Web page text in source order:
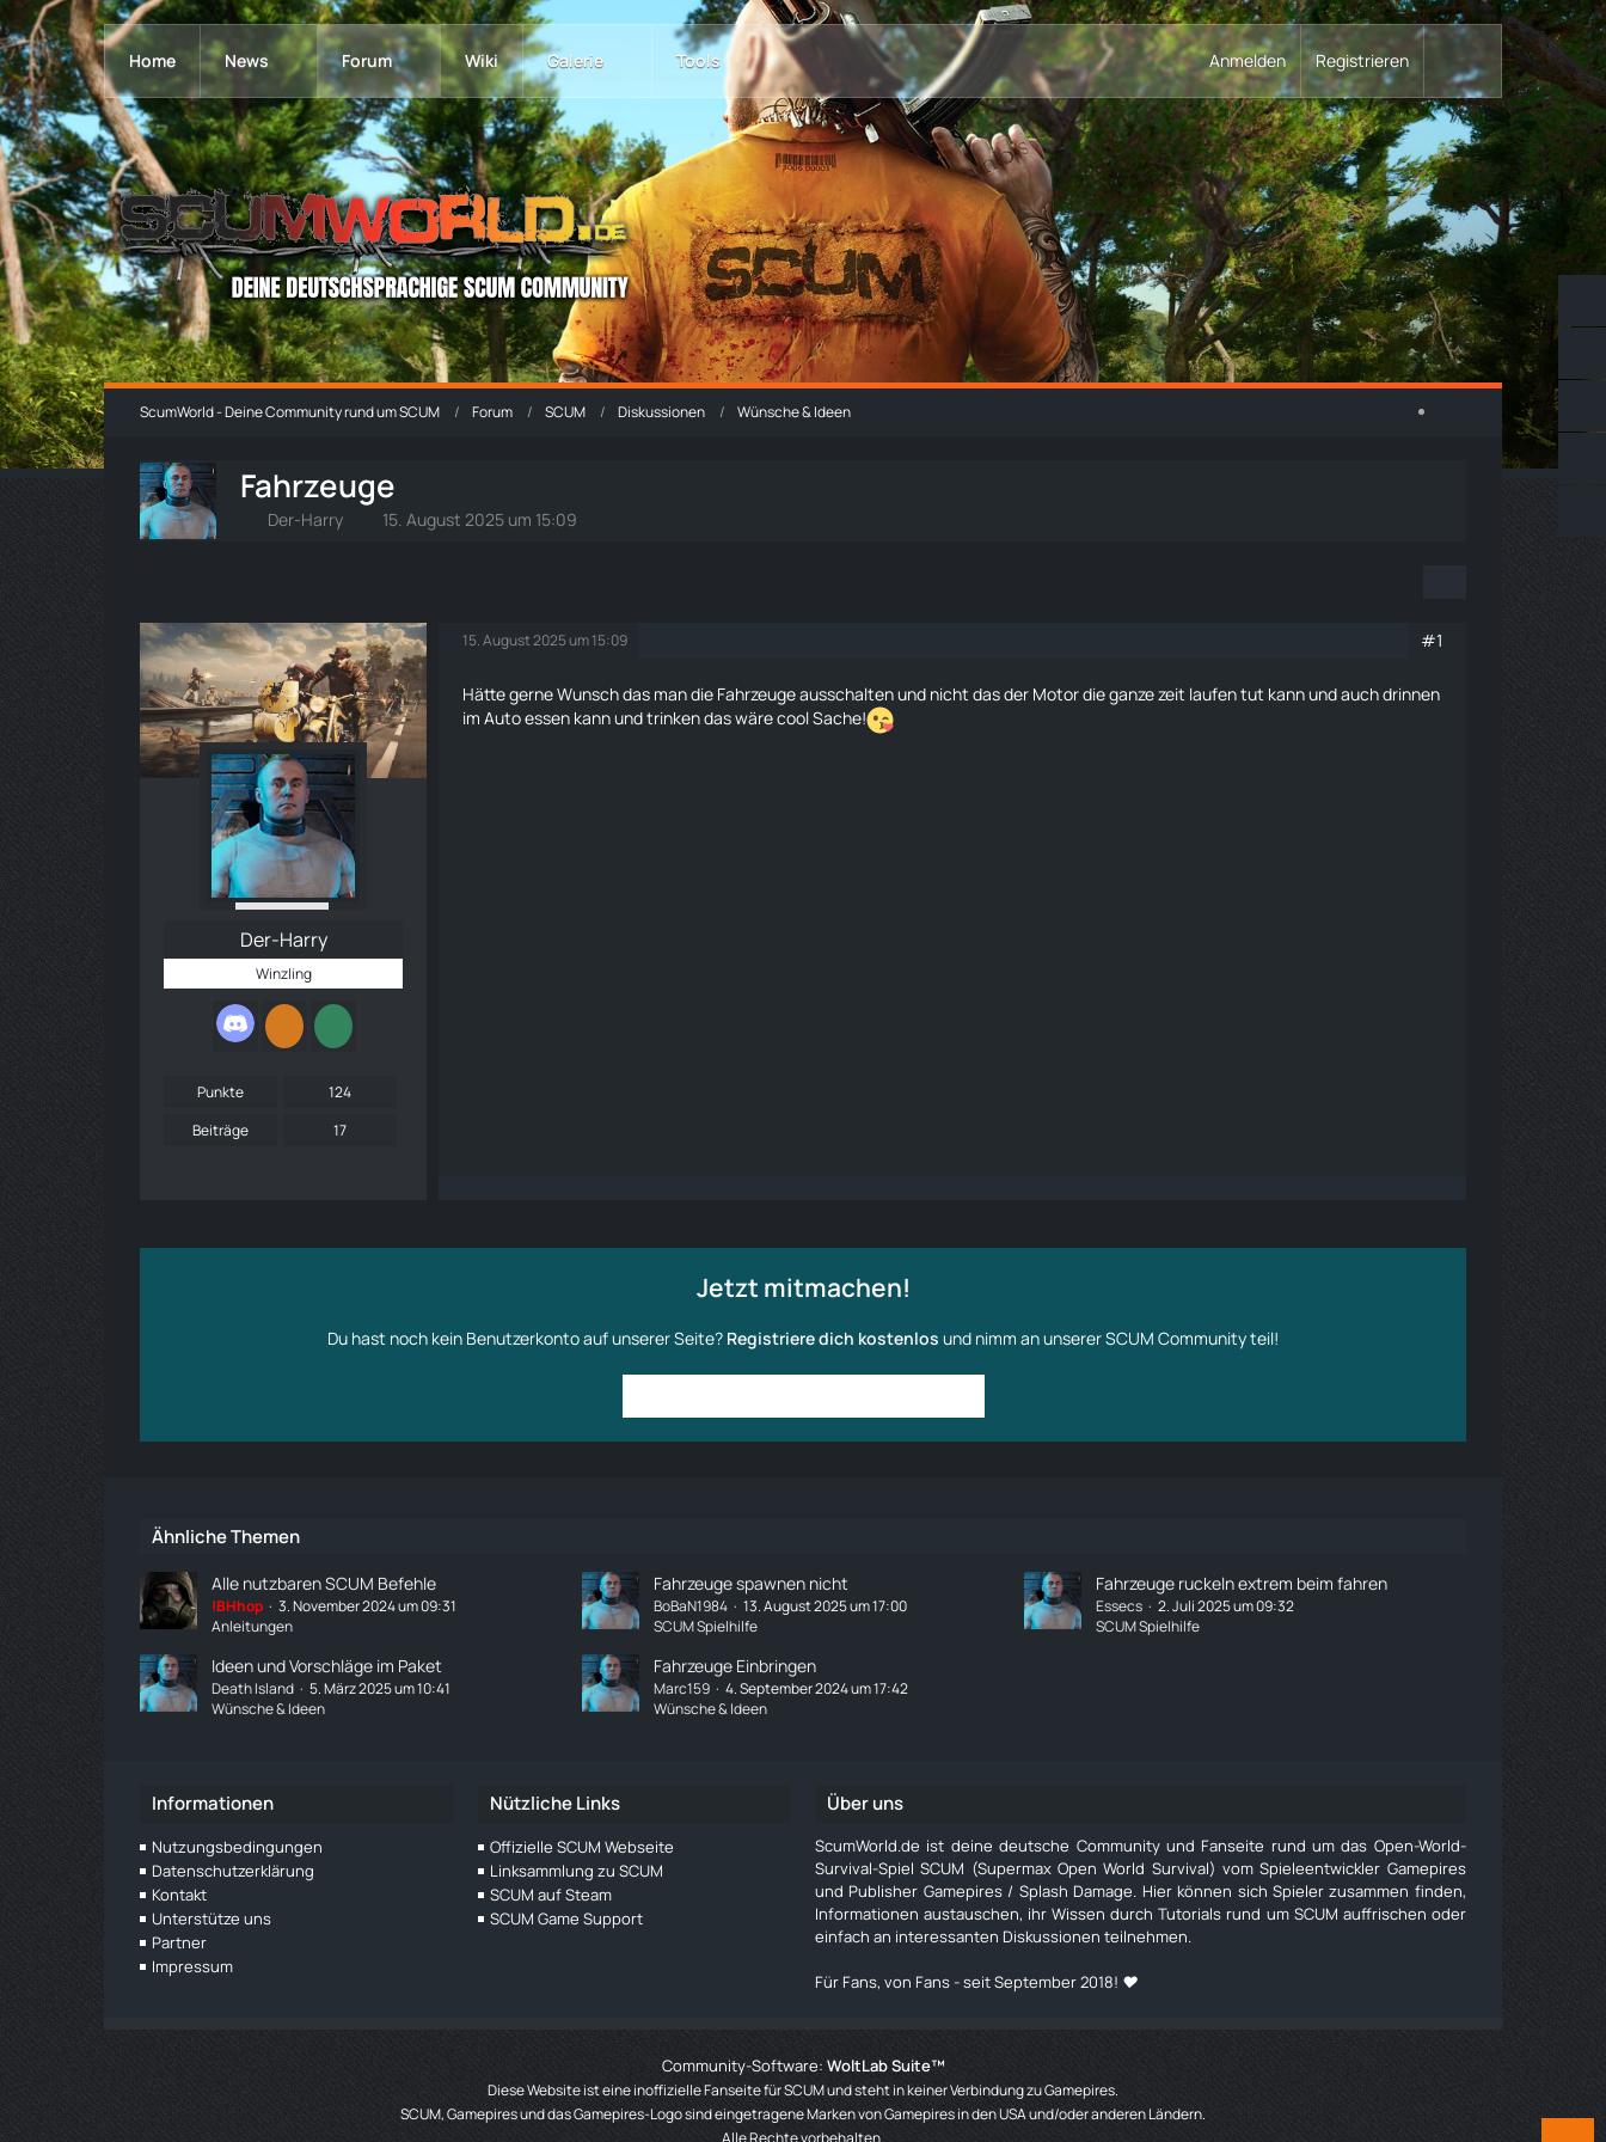
Home News Forum Wiki Galerie Tools Anmelden Registrieren
ScumWorld - Deine Community rund um SCUM Forum SCUM Diskussionen Wünsche & Ideen
Fahrzeuge
Der-Harry 15. August 2025 um 15:09
Der-Harry
Winzling
Punkte
124
Beiträge
17
15. August 2025 um 15:09 #1
Hätte gerne Wunsch das man die Fahrzeuge ausschalten und nicht das der Motor die ganze zeit laufentut kann und auch drinnen
im Auto essen kann und trinken das wäre cool Sache!
Jetzt mitmachen!
Du hast noch kein Benutzerkonto auf unserer Seite? Registriere dich kostenlos und nimm an unserer SCUM Community teil!
Ähnliche Themen
Alle nutzbaren SCUM Befehle
!BHhop
3. November 2024 um 09:31
Anleitungen
Fahrzeuge spawnen nicht
BoBaN1984
13. August 2025 um 17:00
SCUM Spielhilfe
Fahrzeuge ruckeln extrem beim fahren
Essecs
2. Juli 2025 um 09:32
SCUM Spielhilfe
Ideen und Vorschläge im Paket
Death Island
5. März 2025 um 10:41
Wünsche & Ideen
Fahrzeuge Einbringen
Marc159
4. September 2024 um 17:42
Wünsche & Ideen
Informationen
Nutzungsbedingungen
Datenschutzerklärung
Kontakt
Unterstütze uns
Partner
Impressum
Nützliche Links
Offizielle SCUM Webseite
Linksammlung zu SCUM
SCUM auf Steam
SCUM Game Support
Über uns
ScumWorld.de ist deine deutsche Community und Fanseite rund um das Open-World-
Survival-Spiel SCUM (Supermax Open World Survival) vom Spieleentwickler Gamepires
und Publisher Gamepires / Splash Damage. Hier können sich Spieler zusammen finden,
Informationen austauschen, ihr Wissen durch Tutorials rund um SCUM auffrischen oder
einfach an interessanten Diskussionen teilnehmen.
Für Fans, von Fans - seit September 2018! ❤️
Community-Software: WoltLab Suite™
Diese Website ist eine inoffizielle Fanseite für SCUM und steht in keiner Verbindung zu Gamepires.
SCUM, Gamepires und das Gamepires-Logo sind eingetragene Marken von Gamepires in den USA und/oder anderen Ländern.
Alle Rechte vorbehalten.